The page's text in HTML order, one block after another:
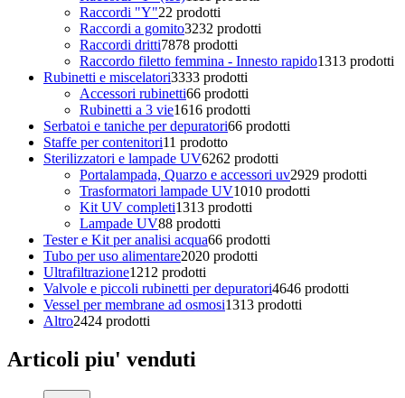
Raccordi "Y"22 prodotti
Raccordi a gomito3232 prodotti
Raccordi dritti7878 prodotti
Raccordo filetto femmina - Innesto rapido1313 prodotti
Rubinetti e miscelatori3333 prodotti
Accessori rubinetti66 prodotti
Rubinetti a 3 vie1616 prodotti
Serbatoi e taniche per depuratori66 prodotti
Staffe per contenitori11 prodotto
Sterilizzatori e lampade UV6262 prodotti
Portalampada, Quarzo e accessori uv2929 prodotti
Trasformatori lampade UV1010 prodotti
Kit UV completi1313 prodotti
Lampade UV88 prodotti
Tester e Kit per analisi acqua66 prodotti
Tubo per uso alimentare2020 prodotti
Ultrafiltrazione1212 prodotti
Valvole e piccoli rubinetti per depuratori4646 prodotti
Vessel per membrane ad osmosi1313 prodotti
Altro2424 prodotti
Articoli piu' venduti